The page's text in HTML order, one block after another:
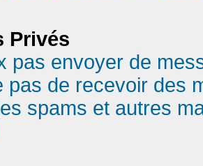
Privés
pas envoyer de
pas de recevoir des
spams et autres